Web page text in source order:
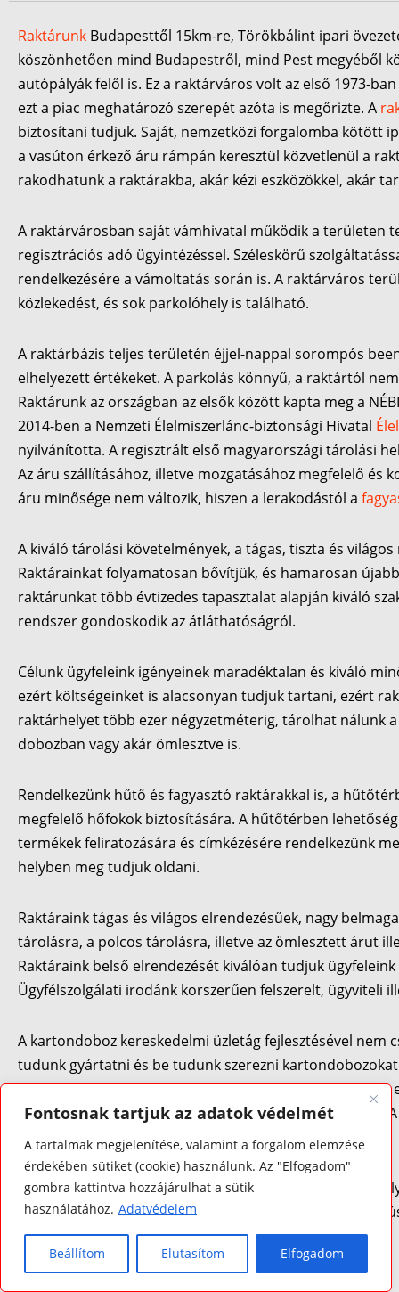
Fontosnak tartjuk az adatok védelmét
A tartalmak megjelenítése, valamint a forgalom elemzése
érdekében sütiket (cookie) használunk. Az "Elfogadom"
gombra kattintva hozzájárulhat a sütik
használatához. Adatvédelem
Beállítom Elutasítom Elfogadom
Raktárunk Budapesttől 15km-re, Törökbálint ipari
köszönhetően mind Budapestről, mind Pest megyéből
autópályák felől is. Ez a raktárváros volt az első 1973-
ezt a piac meghatározó szerepét azóta is megőrizte. A
biztosítani tudjuk. Saját, nemzetközi forgalomba kötött
a vasúton érkező áru rámpán keresztül közvetlenül a
rakodhatunk a raktárakba, akár kézi eszközökkel, akár
A raktárvárosban saját vámhivatal működik a területen
regisztrációs adó ügyintézéssel. Széleskörű
rendelkezésére a vámoltatás során is. A raktárváros
közlekedést, és sok parkolóhely is található.
A raktárbázis teljes területén éjjel-nappal sorompós
elhelyezett értékeket. A parkolás könnyű, a raktártól
Raktárunk az országban az elsők között kapta meg a
2014-ben a Nemzeti Élelmiszerlánc-biztonsági Hivatal
nyilvánította. A regisztrált első magyarországi tárolási
Az áru szállításához, illetve mozgatásához megfelelő és
áru minősége nem változik, hiszen a lerakodástól a
A kiváló tárolási követelmények, a tágas, tiszta és
Raktárainkat folyamatosan bővítjük, és hamarosan
raktárunkat több évtizedes tapasztalat alapján kiváló
rendszer gondoskodik az átláthatóságról.
Célunk ügyfeleink igényeinek maradéktalan és kiváló
ezért költségeinket is alacsonyan tudjuk tartani, ezért
raktárhelyet több ezer négyzetméterig, tárolhat nálunk
dobozban vagy akár ömlesztve is.
Rendelkezünk hűtő és fagyasztó raktárakkal is, a
megfelelő hőfokok biztosítására. A hűtőtérben
termékek feliratozására és címkézésére rendelkezünk
helyben meg tudjuk oldani.
Raktáraink tágas és világos elrendezésűek, nagy
tárolásra, a polcos tárolásra, illetve az ömlesztett árut
Raktáraink belső elrendezését kiválóan tudjuk
Ügyfélszolgálati irodánk korszerűen felszerelt, ügyviteli
A kartondoboz kereskedelmi üzletág fejlesztésével nem
tudunk gyártatni és be tudunk szerezni
dobozokat is fel tudjuk címkézni. Nagyobb
Így ügyfeleink csomagolási gondjait is át tudjuk vállalni.
készleteinkről is tájékozódhat.
A Real-Box Logisztikai Kft. széleskörű szolgáltatásaival
versenyképes minőségét a HACCP és ISO 9001:2015